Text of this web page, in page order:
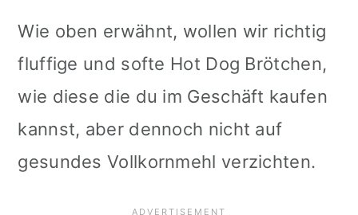
Wie oben erwähnt, wollen wir richtig
fluffige und softe Hot Dog Brötchen,
wie diese die du im Geschäft kaufen
kannst, aber dennoch nicht auf
gesundes Vollkornmehl verzichten.